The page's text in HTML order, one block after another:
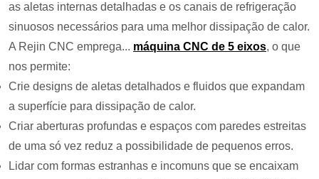
as aletas internas detalhadas e os canais de refrigeração
sinuosos necessários para uma melhor dissipação de calor.
A Rejin CNC emprega... máquina CNC de 5 eixos, o que
nos permite:
Crie designs de aletas detalhados e fluidos que expandam
a superfície para dissipação de calor.
Criar aberturas profundas e espaços com paredes estreitas
de uma só vez reduz a possibilidade de pequenos erros.
Lidar com formas estranhas e incomuns que se encaixam